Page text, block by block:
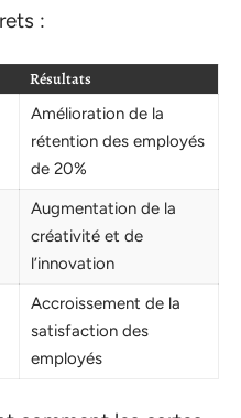
:
Résultats
Amélioration de la
rétention des employés
de 20%
Augmentation de la
créativité et de
l’innovation
Accroissement de la
satisfaction des
employés